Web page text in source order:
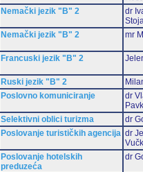
Nemački jezik "B" 2
dr
Nemački jezik "B" 2 mr
Francuski jezik "B" 2
Ruski jezik "B" 2
Poslovno komuniciranje
dr
Selektivni oblici turizma
dr
Poslovanje turističkih agencija dr
Poslovanje hotelskih
preduzeća
dr